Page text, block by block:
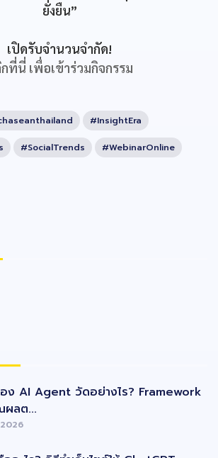
ยั่งยืน”
เปิดรับจำนวนจำกัด!
ที่นี่ เพื่อเข้าร่วมกิจกรรม
#InsightEra
#SocialTrends #WebinarOnline
ง AI Agent วัดอย่างไร? Framework
ผลต...